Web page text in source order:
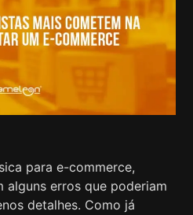
para e-commerce,
alguns erros que poderiam
detalhes. Como já